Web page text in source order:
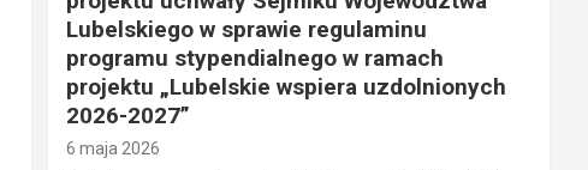
Lubelskiego w sprawie regulaminu
programu stypendialnego w ramach
projektu „Lubelskie wspiera uzdolnionych
2026-2027”
6 maja 2026